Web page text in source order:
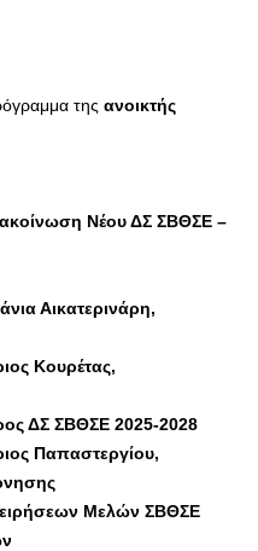
της ανοικτής
Νέου ΔΣ ΣΒΘΣΕ –
Αικατερινάρη,
Κουρέτας,
ΔΣ ΣΒΘΣΕ 2025-2028
Παπαστεργίου,
Μελών ΣΒΘΣΕ